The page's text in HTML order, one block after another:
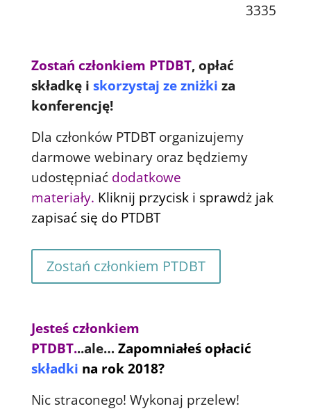
3335
Zostań członkiem PTDBT, opłać
składkę i skorzystaj ze zniżki za
konferencję!
Dla członków PTDBT organizujemy
darmowe webinary oraz będziemy
udostępniać dodatkowe
materiały. Kliknij przycisk i sprawdż jak
zapisać się do PTDBT
Zostań członkiem PTDBT
Jesteś członkiem
PTDBT...ale… Zapomniałeś opłacić
składki na rok 2018?
Nic straconego! Wykonaj przelew!